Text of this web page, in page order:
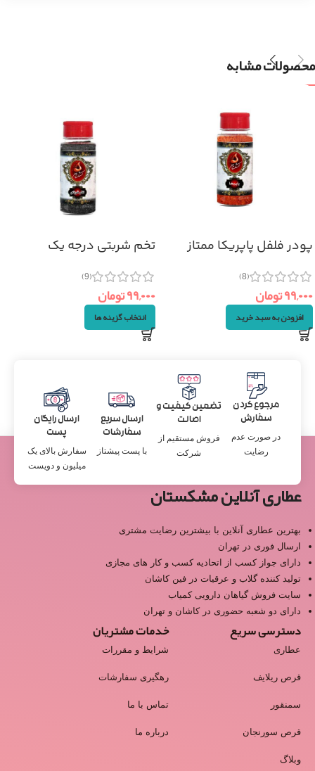
محصولات مشابه
پودر فلفل پاپریکا ممتاز
(8)
۹۹,۰۰۰تومان
افزودن به سبد خرید
تخم شربتی درجه یک
(9)
۹۹,۰۰۰تومان
انتخاب گزینه ها
مرجوع کردن
سفارش
در صورت عدم
رضایت
تضمین کیفیت و
اصالت
فروش مستقیم از
شرکت
ارسال سریع
سفارشات
با پست پیشتاز
ارسال رایگان
پست
سفارش بالای یک
میلیون و دویست
عطاری آنلاین مشکستان
بهترین عطاری آنلاین با بیشترین رضایت مشتری
ارسال فوری در تهران
دارای جواز کسب از اتحادیه کسب و کار های مجازی
تولید کننده گلاب و عرقیات در فین کاشان
سایت فروش گیاهان دارویی کمیاب
دارای دو شعبه حضوری در کاشان و تهران
دسترسی سریع
عطاری
قرص ریلایف
سمنقور
قرص سورنجان
وبلاگ
خدمات مشتریان
شرایط و مقررات
رهگیری سفارشات
تماس با ما
درباره ما